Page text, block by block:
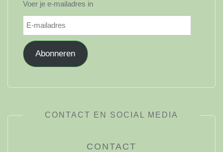
Voer je e-mailadres in
E-
mailadres
Abonneren
CONTACT EN SOCIAL MEDIA
CONTACT